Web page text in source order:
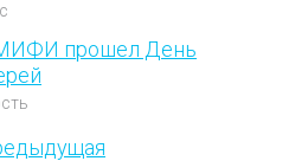
прошел День